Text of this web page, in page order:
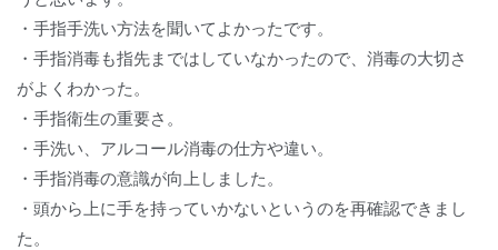
・手指手洗い方法を聞いてよかったです。
・手指消毒も指先まではしていなかったので、消毒の大切さ
がよくわかった。
・手指衛生の重要さ。
・手洗い、アルコール消毒の仕方や違い。
・手指消毒の意識が向上しました。
・頭から上に手を持っていかないというのを再確認できまし
た。